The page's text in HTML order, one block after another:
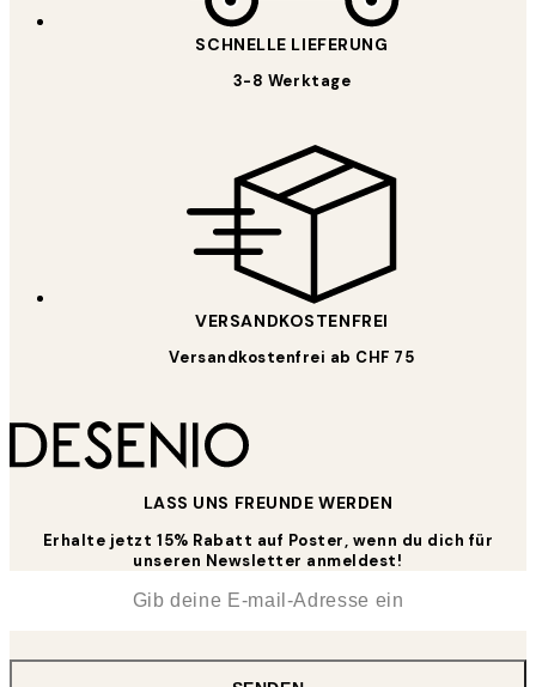
SCHNELLE LIEFERUNG
3-8 Werktage
VERSANDKOSTENFREI
Versandkostenfrei ab CHF 75
LASS UNS FREUNDE WERDEN
Erhalte jetzt 15% Rabatt auf Poster, wenn du dich für
unseren Newsletter anmeldest!